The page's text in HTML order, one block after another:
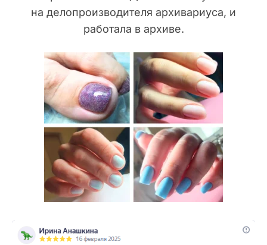
на делопроизводителя архивариуса, и
работала в архиве.